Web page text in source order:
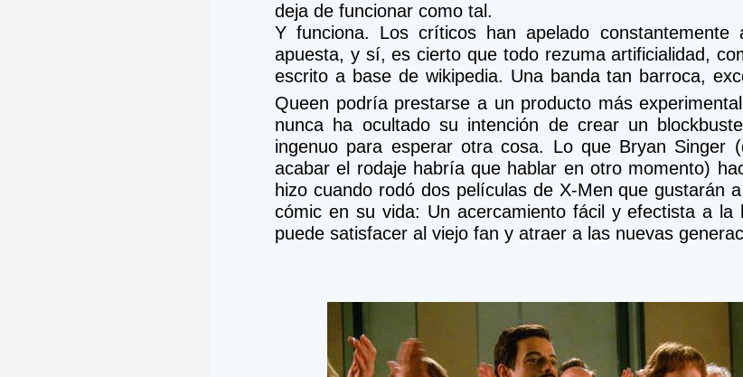
deja de funcionar como tal.
Y funciona. Los críticos han apelado
apuesta, y sí, es cierto que todo rezuma artificialidad,
escrito a base de wikipedia. Una banda tan barroca,
Queen podría prestarse a un producto más
nunca ha ocultado su intención de crear un
ingenuo para esperar otra cosa. Lo que Bryan Singer
acabar el rodaje habría que hablar en otro momento)
hizo cuando rodó dos películas de X-Men que gustarán
cómic en su vida: Un acercamiento fácil y efectista a la
puede satisfacer al viejo fan y atraer a las nuevas